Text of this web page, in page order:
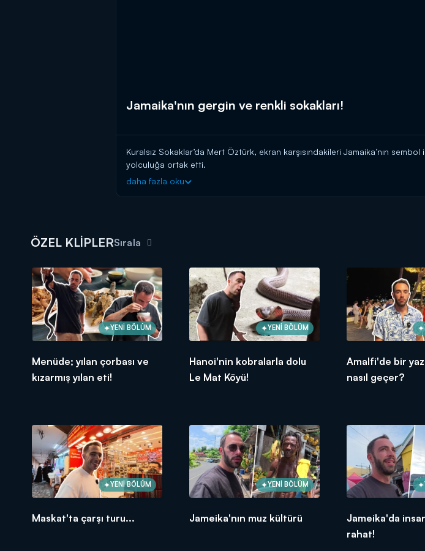
Jamaika'nın gergin ve renkli sokakları!
Kuralsız Sokaklar’da Mert Öztürk, ekran karşısındakileri Jamaika’nın
yolculuğa ortak etti.
"Kuralsız Sokaklar" gezgin Mert Öztürk'ün sunumu ile pazar 20.00'de
daha fazla oku
ÖZEL KLİPLERSırala
YENİ BÖLÜM
Menüde; yılan çorbası ve
kızarmış yılan eti!
YENİ BÖLÜM
Hanoi'nin kobralarla dolu
Le Mat Köyü!
Amalfi'de bir yaz
nasıl geçer?
YENİ BÖLÜM
Maskat'ta çarşı turu...
YENİ BÖLÜM
Jameika'nın muz kültürü
Jameika'da
rahat!